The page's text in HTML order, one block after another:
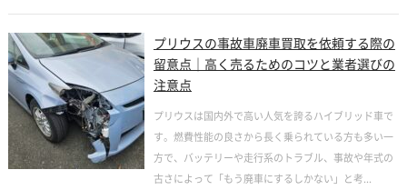
プリウスの事故車廃車買取を依頼する際の
留意点｜高く売るためのコツと業者選びの
注意点
プリウスは国内外で高い人気を誇るハイブリッド車で
す。燃費性能の良さから長く乗られている方も多い一
方で、バッテリーや走行系のトラブル、事故や年式の
古さによって「もう廃車にするしかない」と考...